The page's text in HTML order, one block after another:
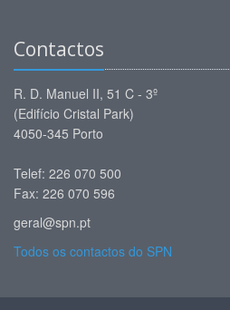
Contactos
R. D. Manuel II, 51 C - 3º
(Edifício Cristal Park)
4050-345 Porto
Telef: 226 070 500
Fax: 226 070 596
geral@spn.pt
Todos os contactos do SPN